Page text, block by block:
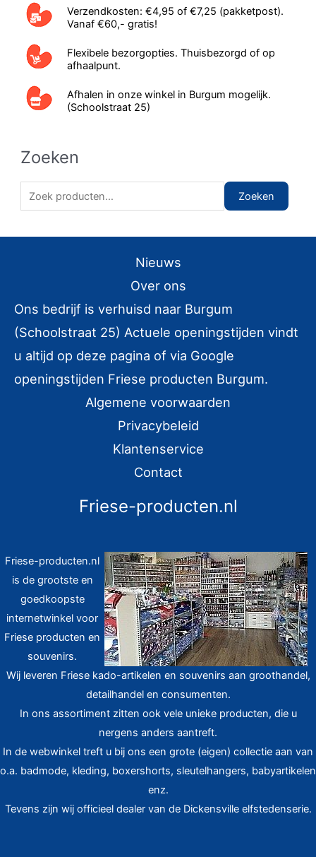
Verzendkosten: €4,95 of €7,25 (pakketpost).
Vanaf €60,- gratis!
Flexibele bezorgopties. Thuisbezorgd of op
afhaalpunt.
Afhalen in onze winkel in Burgum mogelijk.
(Schoolstraat 25)
Zoeken
o
n
a
a
r
Zoeken
Nieuws
Over ons
Ons bedrijf is verhuisd naar Burgum
(Schoolstraat 25) Actuele openingstijden vindt
u altijd op deze pagina of via Google
openingstijden Friese producten Burgum.
Algemene voorwaarden
Privacybeleid
Klantenservice
Contact
Friese-producten.nl
Friese-producten.nl
is de grootste en
goedkoopste
internetwinkel voor
Friese producten en
souvenirs.
Wij leveren Friese kado-artikelen en souvenirs aan groothandel,
detailhandel en consumenten.
In ons assortiment zitten ook vele unieke producten, die u
nergens anders aantreft.
In de webwinkel treft u bij ons een grote (eigen) collectie aan van
o.a. badmode, kleding, boxershorts, sleutelhangers, babyartikelen
enz.
Tevens zijn wij officieel dealer van de Dickensville elfstedenserie.